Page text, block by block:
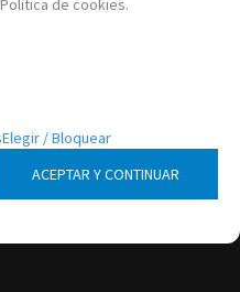
de cookies.
Elegir / Bloquear
ACEPTAR Y CONTINUAR